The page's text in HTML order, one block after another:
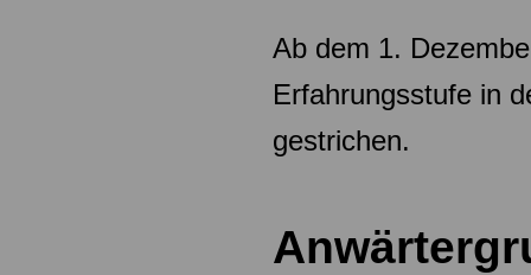
Ab dem 1.
Erfahrungsstufe in
gestrichen.